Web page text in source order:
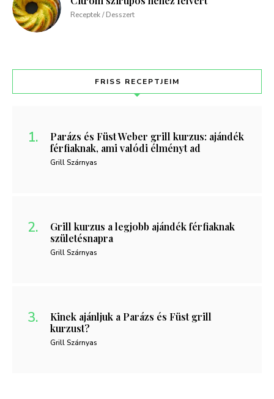
Receptek / Desszert
FRISS RECEPTJEIM
Parázs és Füst Weber grill kurzus: ajándék
férfiaknak, ami valódi élményt ad
Grill Szárnyas
Grill kurzus a legjobb ajándék férfiaknak
születésnapra
Grill Szárnyas
Kinek ajánljuk a Parázs és Füst grill
kurzust?
Grill Szárnyas